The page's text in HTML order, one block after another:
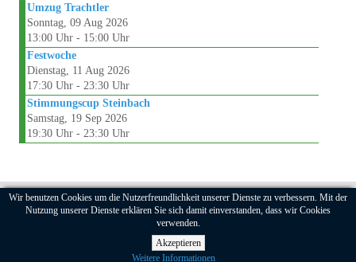
MITGLIED
Umzug Trachtler
Sonntag, 09 Aug 2026
13:00 Uhr - 15:00 Uhr
Festwoche
Dienstag, 11 Aug 2026
17:30 Uhr - 23:30 Uhr
Stimmungscup Steinbach
Samstag, 19 Sep 2026
19:30 Uhr - 23:30 Uhr
2025 Bad Grönenbacher Musikanten e.V.
MITGLIEDER
LOGIN
KONTAKT
Wir benutzen Cookies um die Nutzerfreundlichkeit unserer Dienste zu verbessern. Mit der
Nutzung unserer Dienste erklären Sie sich damit einverstanden, dass wir Cookies
verwenden.
Akzeptieren
Weitere Informationen